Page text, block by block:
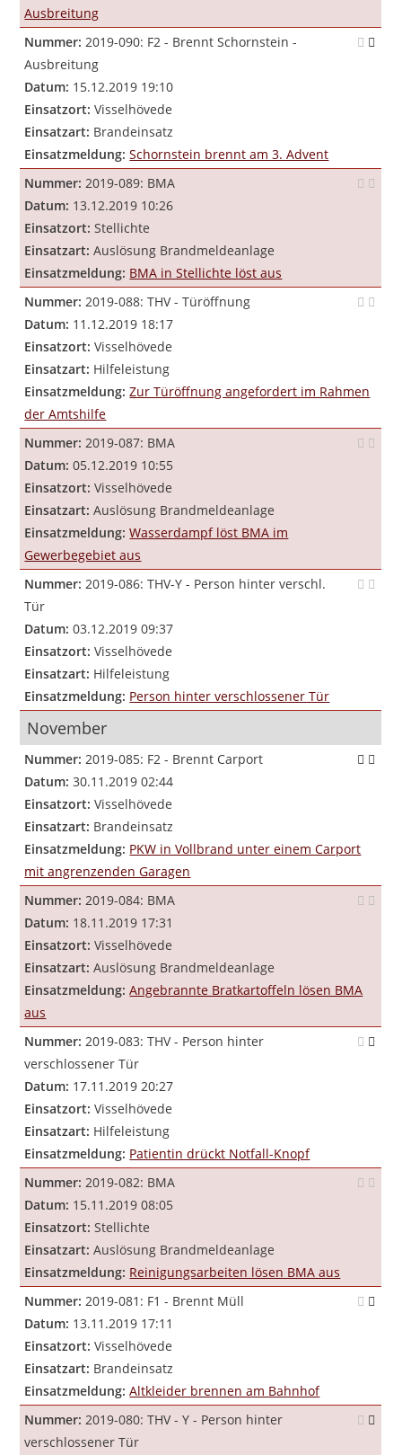
Ausbreitung
Nummer: 2019-090: F2 - Brennt Schornstein -
Ausbreitung
Datum: 15.12.2019 19:10
Einsatzort: Visselhövede
Einsatzart: Brandeinsatz
Einsatzmeldung: Schornstein brennt am 3. Advent
Nummer: 2019-089: BMA
Datum: 13.12.2019 10:26
Einsatzort: Stellichte
Einsatzart: Auslösung Brandmeldeanlage
Einsatzmeldung: BMA in Stellichte löst aus
Nummer: 2019-088: THV - Türöffnung
Datum: 11.12.2019 18:17
Einsatzort: Visselhövede
Einsatzart: Hilfeleistung
Einsatzmeldung: Zur Türöffnung angefordert im Rahmen
der Amtshilfe
Nummer: 2019-087: BMA
Datum: 05.12.2019 10:55
Einsatzort: Visselhövede
Einsatzart: Auslösung Brandmeldeanlage
Einsatzmeldung: Wasserdampf löst BMA im
Gewerbegebiet aus
Nummer: 2019-086: THV-Y - Person hinter verschl.
Tür
Datum: 03.12.2019 09:37
Einsatzort: Visselhövede
Einsatzart: Hilfeleistung
Einsatzmeldung: Person hinter verschlossener Tür
November
Nummer: 2019-085: F2 - Brennt Carport
Datum: 30.11.2019 02:44
Einsatzort: Visselhövede
Einsatzart: Brandeinsatz
Einsatzmeldung: PKW in Vollbrand unter einem Carport
mit angrenzenden Garagen
Nummer: 2019-084: BMA
Datum: 18.11.2019 17:31
Einsatzort: Visselhövede
Einsatzart: Auslösung Brandmeldeanlage
Einsatzmeldung: Angebrannte Bratkartoffeln lösen BMA
aus
Nummer: 2019-083: THV - Person hinter
verschlossener Tür
Datum: 17.11.2019 20:27
Einsatzort: Visselhövede
Einsatzart: Hilfeleistung
Einsatzmeldung: Patientin drückt Notfall-Knopf
Nummer: 2019-082: BMA
Datum: 15.11.2019 08:05
Einsatzort: Stellichte
Einsatzart: Auslösung Brandmeldeanlage
Einsatzmeldung: Reinigungsarbeiten lösen BMA aus
Nummer: 2019-081: F1 - Brennt Müll
Datum: 13.11.2019 17:11
Einsatzort: Visselhövede
Einsatzart: Brandeinsatz
Einsatzmeldung: Altkleider brennen am Bahnhof
Nummer: 2019-080: THV - Y - Person hinter
verschlossener Tür